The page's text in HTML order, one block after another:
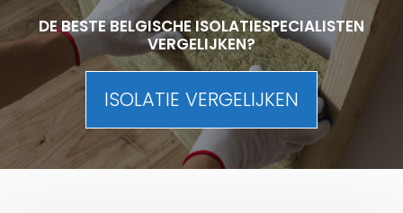
DE BESTE BELGISCHE ISOLATIESPECIALISTEN
VERGELIJKEN?
ISOLATIE VERGELIJKEN